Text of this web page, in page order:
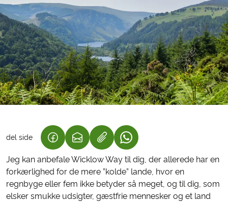
del side (LINK ÅBNER I NY FANE)
(LINK ÅBNER I NY FANE)(LINK ÅBNER I NY FANE)
Jeg kan anbefale Wicklow Way til dig, der allerede har en
forkærlighed for de mere ”kolde” lande, hvor en
regnbyge eller fem ikke betyder så meget, og til dig, som
elsker smukke udsigter, gæstfrie mennesker og et land